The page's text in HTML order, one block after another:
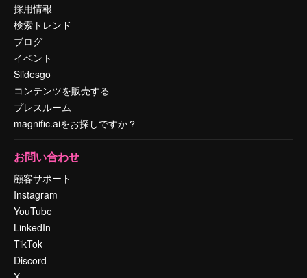
採用情報
検索トレンド
ブログ
イベント
Slidesgo
コンテンツを販売する
プレスルーム
magnific.aiをお探しですか？
お問い合わせ
顧客サポート
Instagram
YouTube
LinkedIn
TikTok
Discord